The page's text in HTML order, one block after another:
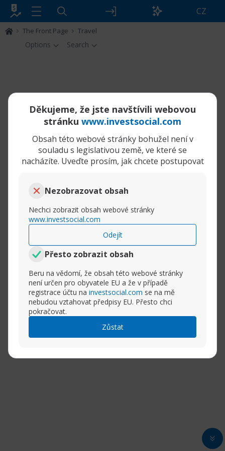
CZ
The Front Page Travel
Options Search
Děkujeme, že jste navštívili webovou
stránku www.investsocial.com
Obsah této webové stránky bohužel není v
souladu s legislativou země, ve které se
nacházíte. Uveďte prosím, jak chcete postupovat
Nezobrazovat obsah
Nechci zobrazit obsah webové stránky
www.investsocial.com
Odejít
Přesto zobrazit obsah
Beru na vědomí, že obsah této webové stránky
není určen pro obyvatele EU a že v případě
registrace účtu na investsocial.com se na mě
nebudou vztahovat předpisy EU. Přesto chci
pokračovat.
Zůstat
Bohužel neexistují žádné zprávy odpovídající
kritériím.